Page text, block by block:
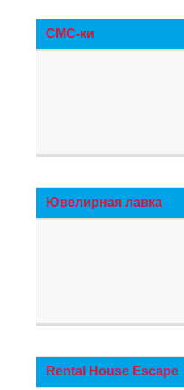
СМС-ки
Ювелирная лавка
Rental House Escape